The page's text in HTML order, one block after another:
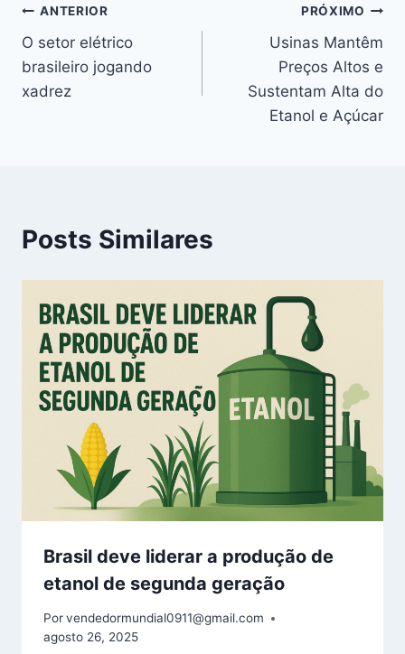
Navegação
de
Post
ANTERIOR
O setor elétrico
brasileiro jogando
xadrez
PRÓXIMO
Usinas Mantêm
Preços Altos e
Sustentam Alta do
Etanol e Açúcar
Posts Similares
Brasil deve liderar a produção de
etanol de segunda geração
Porvendedormundial0911@gmail.com
agosto 26, 2025